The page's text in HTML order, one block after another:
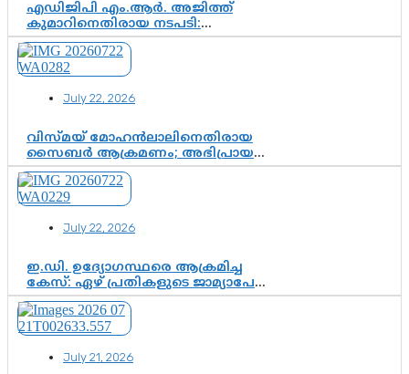
എഡിജിപി എം.ആർ. അജിത്ത്
കുമാറിനെതിരായ നടപടി:
സസ്പെൻഷനിൽ ഒതുങ്ങുമോ,
അതോ കൂടുതൽ കടുത്ത
നടപടികളിലേക്കോ?
July 22, 2026
വിസ്മയ് മോഹൻലാലിനെതിരായ
സൈബർ ആക്രമണം; അഭിപ്രായ
സ്വാതന്ത്ര്യത്തെ നിശ്ശബ്ദമാക്കുന്ന
ഡിജിറ്റൽ ഗുണ്ടായിസത്തിന് അറുതി
വേണം
July 22, 2026
ഇ.ഡി. ഉദ്യോഗസ്ഥരെ ആക്രമിച്ച
കേസ്: ഏഴ് പ്രതികളുടെ ജാമ്യാപേക്ഷ
വീണ്ടും തള്ളി; അന്വേഷണം തുടരാൻ
കോടതി അനുമതി
July 21, 2026